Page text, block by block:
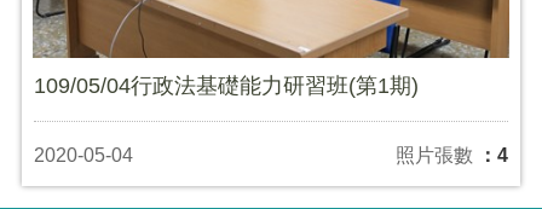
109/05/04行政法基礎能力研習班(第1期)
2020-05-04 照片張數 ：4